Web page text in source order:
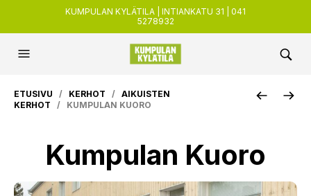
KUMPULAN KYLÄTILA | INTIANKATU 31 | 041
5278932
ETUSIVU / KERHOT / AIKUISTEN
KERHOT / KUMPULAN KUORO
Kumpulan Kuoro